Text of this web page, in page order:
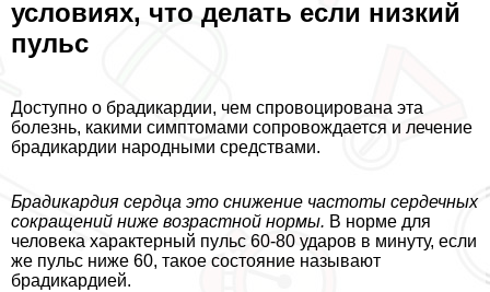
условиях, что делать если низкий
пульс
Доступно о брадикардии, чем спровоцирована эта
болезнь, какими симптомами сопровождается и лечение
брадикардии народными средствами.
Брадикардия сердца это снижение частоты сердечных
сокращений ниже возрастной нормы. В норме для
человека хаpaктерный пульс 60-80 ударов в минуту, если
же пульс ниже 60, такое состояние называют
брадикардией.